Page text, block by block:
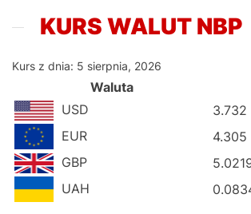
KURS WALUT NBP
Kurs z dnia: 5 sierpnia, 2026
Waluta
USD
3.732
EUR
4.305
GBP
UAH